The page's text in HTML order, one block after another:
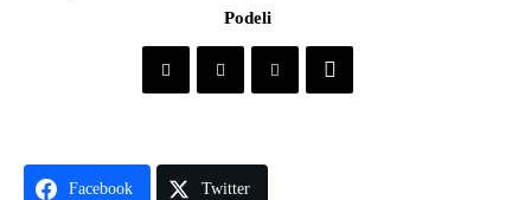
Podeli
Facebook Twitter